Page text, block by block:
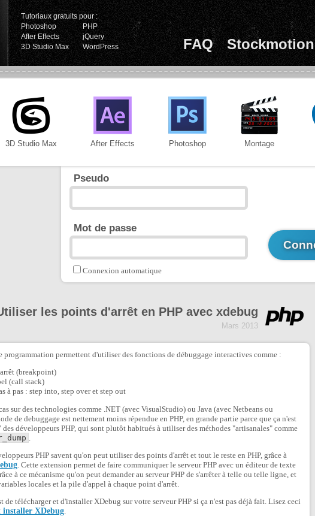
Tutoriaux gratuits pour :
Photoshop
PHP
After Effects
jQuery
3D Studio Max
WordPress FAQ Stockmotion
3D Studio Max After Effects Photoshop Montage
Pseudo
Mot de passe
Connexion automatique
les points d'arrêt en PHP avec xdebug
Mars 2013
programmation permettent d'utiliser des fonctions de débuggage interactives comme :
(breakpoint)
(call stack)
à pas : step into, step over et step out
sur des technologies comme .NET (avec VisualStudio) ou Java (avec Netbeans ou
de debuggage est nettement moins répendue en PHP, en grande partie parce que ça n'est
développeurs PHP, qui sont plutôt habitués à utiliser des méthodes "artisanales" comme
PHP savent qu'on peut utiliser des points d'arrêt et tout le reste en PHP, grâce à
. Cette extension permet de faire communiquer le serveur PHP avec un éditeur de texte
à ce mécanisme qu'on peut demander au serveur PHP de s'arrêter à telle ou telle ligne, et
locales et la pile d'appel à chaque point d'arrêt.
de télécharger et d'installer XDebug sur votre serveur PHP si ça n'est pas déjà fait. Lisez ceci
installer XDebug